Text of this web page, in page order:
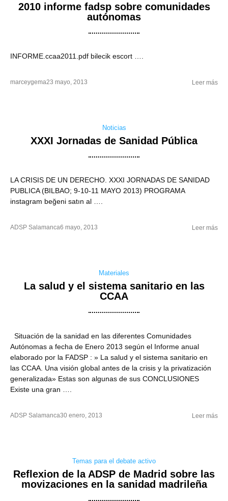
2010 informe fadsp sobre comunidades
autónomas
INFORME.ccaa2011.pdf bilecik escort ….
marceygema23 mayo, 2013 Leer más
Noticias
XXXI Jornadas de Sanidad Pública
LA CRISIS DE UN DERECHO. XXXI JORNADAS DE SANIDAD
PUBLICA (BILBAO; 9-10-11 MAYO 2013) PROGRAMA
instagram beğeni satın al ….
ADSP Salamanca6 mayo, 2013 Leer más
Materiales
La salud y el sistema sanitario en las
CCAA
Situación de la sanidad en las diferentes Comunidades
Autónomas a fecha de Enero 2013 según el Informe anual
elaborado por la FADSP : » La salud y el sistema sanitario en
las CCAA. Una visión global antes de la crisis y la privatización
generalizada» Estas son algunas de sus CONCLUSIONES
Existe una gran ….
ADSP Salamanca30 enero, 2013 Leer más
Temas para el debate activo
Reflexion de la ADSP de Madrid sobre las
movizaciones en la sanidad madrileña